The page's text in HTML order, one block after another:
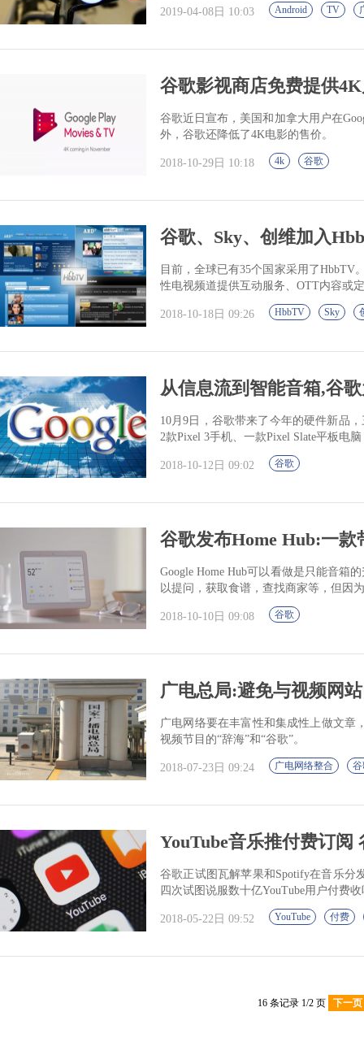
2019-04-08日 10:03
Android TV
谷歌影视商店免费提供
谷歌近日宣布，美国和加拿大用户在
外，谷歌还降低了4K电影的售价。
2018-10-29日 10:18 4k 谷歌
谷歌、Sky、创维加入
目前，全球已有35个国家采用了HbbTV
性电视频道提供互动服务、OTT内容或
2018-10-18日 09:26 HbbTV Sky
从信息流到智能音箱,谷
10月9日，谷歌带来了今年的硬件新品
2款Pixel 3手机、一款Pixel Slate平板电
2018-10-12日 09:02 谷歌
谷歌发布Home Hub:一
Google Home Hub可以看做是只能音箱
以提问，获取食谱，查找商家等，但因
2018-10-10日 09:08 谷歌
广电总局:避免与视频网
广电网络要在丰富性和集成性上做文章
视频节目的“辞海”和“谷歌”。
2018-07-23日 09:24 广电网络整合
YouTube音乐推付费订阅
谷歌正试图瓦解苹果和Spotify在音乐分
四次试图说服数十亿YouTube用户付费
2018-05-22日 09:52 YouTube 付费
16 条记录 1/2 页 下一页